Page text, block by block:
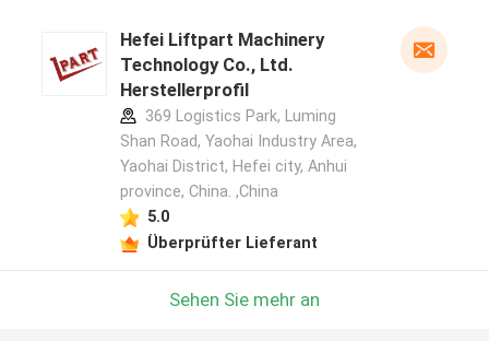
Hefei Liftpart Machinery
Technology Co., Ltd.
Herstellerprofil
369 Logistics Park, Luming
Shan Road, Yaohai Industry Area,
Yaohai District, Hefei city, Anhui
province, China. ,China
5.0
Überprüfter Lieferant
Sehen Sie mehr an